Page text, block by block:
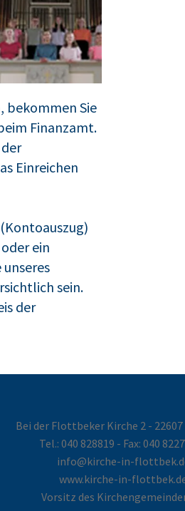
bekommen Sie
Finanzamt.
Einreichen
ein
sein.
der
Bei der Flottbeker Kirche 2 -
Tel.: 040 828819 - Fax: 040
info@kirche-in-
www.kirche-in-
Vorsitz des